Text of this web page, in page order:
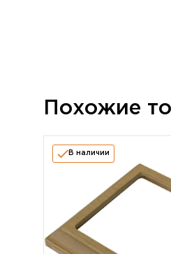
Похожие
В наличии